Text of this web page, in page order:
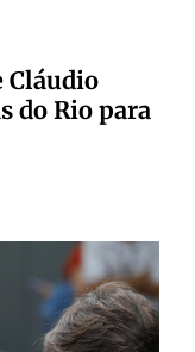
Cláudio
do Rio para